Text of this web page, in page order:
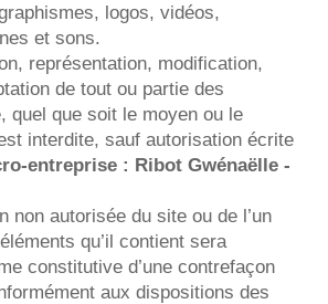
logos, vidéos,
et sons.
représentation, modification,
de tout ou partie des
quel que soit le moyen ou le
interdite, sauf autorisation écrite
entreprise : Ribot Gwénaëlle -
non autorisée du site ou de l’un
qu’il contient sera
constitutive d’une contrefaçon
aux dispositions des